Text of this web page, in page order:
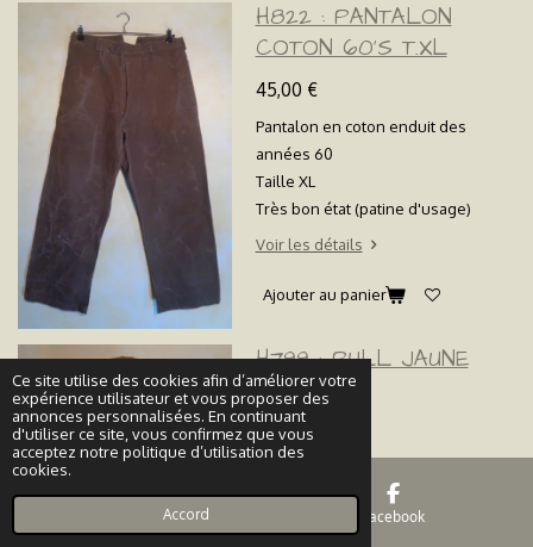
Ce site utilise des cookies afin d’améliorer votre
expérience utilisateur et vous proposer des
annonces personnalisées. En continuant
d'utiliser ce site, vous confirmez que vous
acceptez notre politique d’utilisation des
cookies.
Accord
H822 : PANTALON
COTON 60'S T.XL
45,00 €
Pantalon en coton enduit des
années 60
Taille XL
Très bon état (patine d'usage)
Voir les détails
Ajouter au panier
H799 : PULL JAUNE
70'S T.L
45,00 €
Taille L
Facebook